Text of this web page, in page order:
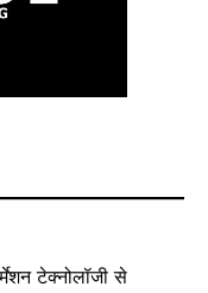
टेक्नोलॉजी से